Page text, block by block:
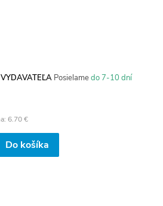
Posielamedo 7-10 dní
6.70 €
Do košíka